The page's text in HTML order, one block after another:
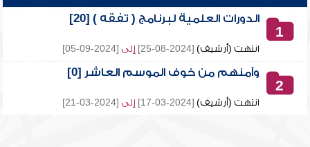
1
الدورات العلمية لبرنامج ( تفقه ) [20]
انتهت (أرشيف) [2024-08-25] إلى [2024-09-05]
2
وآمنهم من خوف الموسم العاشر [0]
انتهت (أرشيف) [2024-03-17] إلى [2024-03-21]